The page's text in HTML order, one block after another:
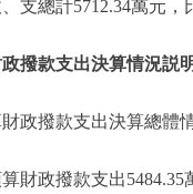
支總計5712.34萬元
撥款支出決算情況説
財政撥款支出決算總體
財政撥款支出